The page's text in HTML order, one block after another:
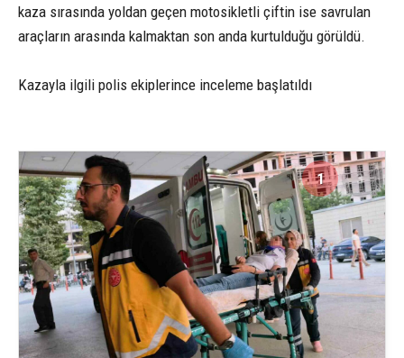
kaza sırasında yoldan geçen motosikletli çiftin ise savrulan
araçların arasında kalmaktan son anda kurtulduğu görüldü.
Kazayla ilgili polis ekiplerince inceleme başlatıldı
1 3